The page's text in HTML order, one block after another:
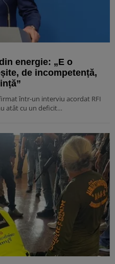
energie: „E o
de incompetență,
într-un interviu acordat RFI
atât cu un deficit…